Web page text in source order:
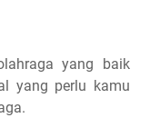
yang baik
yang perlu kamu